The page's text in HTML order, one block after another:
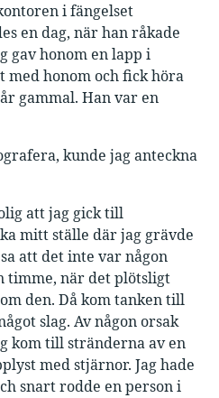
i fängelset
en dag, när han råkade
gav honom en lapp i
med honom och fick höra
gammal. Han var en
kunde jag anteckna
att jag gick till
mitt ställe där jag grävde
att det inte var någon
timme, när det plötsligt
den. Då kom tanken till
slag. Av någon orsak
kom till stränderna av en
med stjärnor. Jag hade
snart rodde en person i